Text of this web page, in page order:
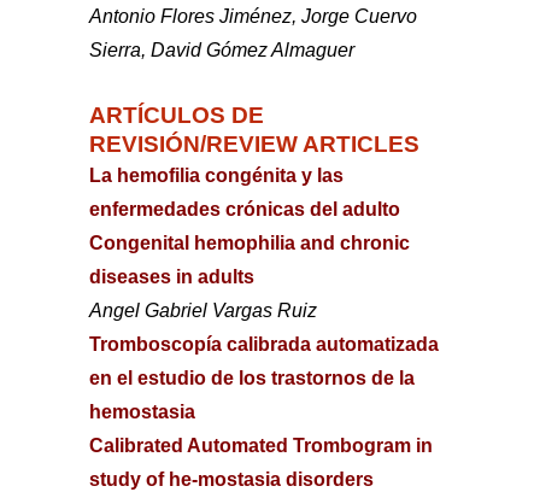
Antonio Flores Jiménez, Jorge Cuervo
Sierra, David Gómez Almaguer
ARTÍCULOS DE
REVISIÓN/REVIEW ARTICLES
La hemofilia congénita y las
enfermedades crónicas del adulto
Congenital hemophilia and chronic
diseases in adults
Angel Gabriel Vargas Ruiz
Tromboscopía calibrada automatizada
en el estudio de los trastornos de la
hemostasia
Calibrated Automated Trombogram in
study of he-mostasia disorders